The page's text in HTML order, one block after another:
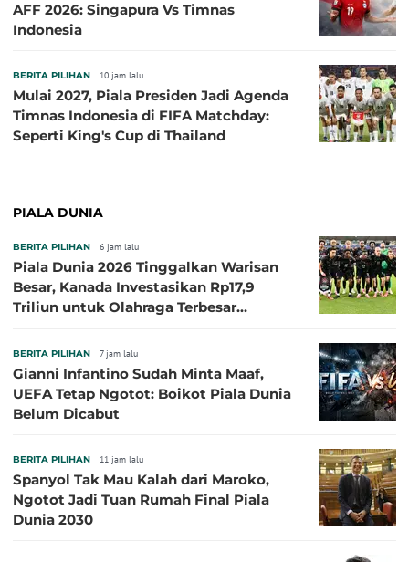
AFF 2026: Singapura Vs Timnas
Indonesia
BERITA PILIHAN 10 jam lalu
Mulai 2027, Piala Presiden Jadi Agenda
Timnas Indonesia di FIFA Matchday:
Seperti King's Cup di Thailand
PIALA DUNIA
BERITA PILIHAN 6 jam lalu
Piala Dunia 2026 Tinggalkan Warisan
Besar, Kanada Investasikan Rp17,9
Triliun untuk Olahraga Terbesar
BERITA PILIHAN 7 jam lalu
Gianni Infantino Sudah Minta Maaf,
UEFA Tetap Ngotot: Boikot Piala Dunia
Belum Dicabut
BERITA PILIHAN 11 jam lalu
Spanyol Tak Mau Kalah dari Maroko,
Ngotot Jadi Tuan Rumah Final Piala
Dunia 2030